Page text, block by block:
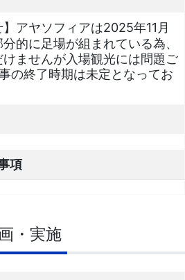
】アヤソフィアは2025年11月
的に足場が組まれている為、
ませんが入場観光には問題ご
の終了時期は未定となってお
項
・実施